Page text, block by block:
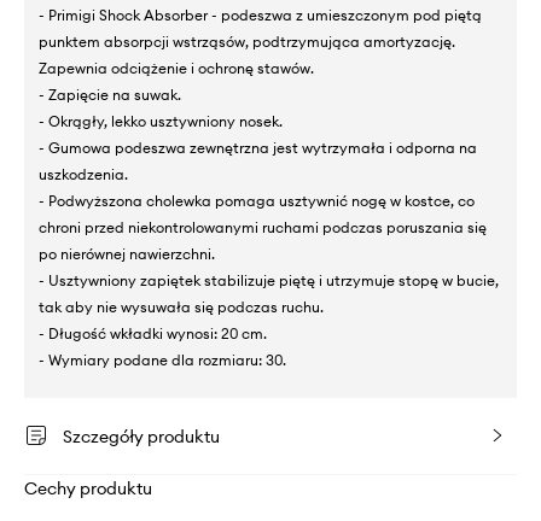
- Primigi Shock Absorber - podeszwa z umieszczonym pod piętą
punktem absorpcji wstrząsów, podtrzymująca amortyzację.
Zapewnia odciążenie i ochronę stawów.
- Zapięcie na suwak.
- Okrągły, lekko usztywniony nosek.
- Gumowa podeszwa zewnętrzna jest wytrzymała i odporna na
uszkodzenia.
- Podwyższona cholewka pomaga usztywnić nogę w kostce, co
chroni przed niekontrolowanymi ruchami podczas poruszania się
po nierównej nawierzchni.
- Usztywniony zapiętek stabilizuje piętę i utrzymuje stopę w bucie,
tak aby nie wysuwała się podczas ruchu.
- Długość wkładki wynosi: 20 cm.
- Wymiary podane dla rozmiaru: 30.
Szczegóły produktu
Cechy produktu